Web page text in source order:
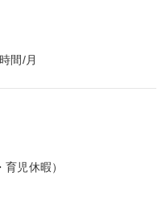
間/月
児休暇）